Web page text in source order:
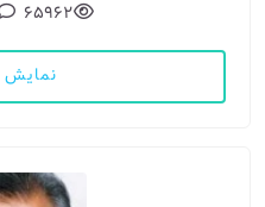
65962
نمایش